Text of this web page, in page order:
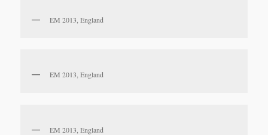
EM 2013, England
EM 2013, England
EM 2013, England